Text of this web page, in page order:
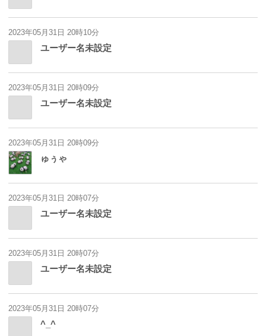
2023年05月31日 20時10分
ユーザー名未設定
2023年05月31日 20時09分
ユーザー名未設定
2023年05月31日 20時09分
ゅぅゃ
2023年05月31日 20時07分
ユーザー名未設定
2023年05月31日 20時07分
ユーザー名未設定
2023年05月31日 20時07分
^_^